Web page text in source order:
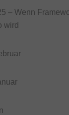
– Wenn
wird